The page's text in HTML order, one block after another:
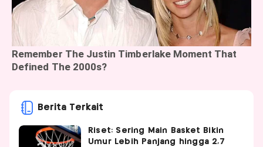
Berita Terkait
Riset: Sering Main Basket Bikin
Umur Lebih Panjang hingga 2,7